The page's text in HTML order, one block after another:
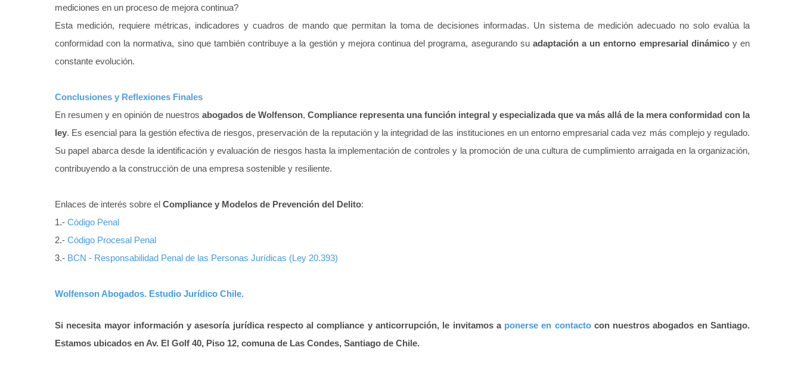
mediciones en un proceso de mejora continua?
Esta medición, requiere métricas, indicadores y cuadros de mando que permitan la toma de decisiones informadas. Un sistema de medición adecuado no solo evalúa la
conformidad con la normativa, sino que también contribuye a la gestión y mejora continua del programa, asegurando su adaptación a un entorno empresarial dinámicoy en
constante evolución.
Conclusiones y Reflexiones Finales
En resumen y en opinión de nuestros abogados de Wolfenson, Compliance representa una función integral y especializada que va más allá de la mera conformidad con la
ley. Es esencial para la gestión efectiva de riesgos, preservación de la reputación y la integridad de las instituciones en un entorno empresarial cada vez más complejo y regulado.
Su papel abarca desde la identificación y evaluación de riesgos hasta la implementación de controles y la promoción de una cultura de cumplimiento arraigada en la organización,
contribuyendo a la construcción de una empresa sostenible y resiliente.
Enlaces de interés sobre el Compliance y Modelos de Prevención del Delito:
1.- Código Penal
2.- Código Procesal Penal
3.- BCN - Responsabilidad Penal de las Personas Jurídicas (Ley 20.393)
Wolfenson Abogados. Estudio Jurídico Chile.
Si necesita mayor información y asesoría jurídica respecto al compliance y anticorrupción, le invitamos a ponerse en contactocon nuestros abogados en Santiago.
Estamos ubicados en Av. El Golf 40, Piso 12, comuna de Las Condes, Santiago de Chile.